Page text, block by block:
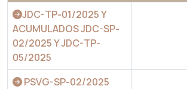
JDC-TP-01/2025 Y
ACUMULADOS JDC-SP-
02/2025 Y JDC-TP-
05/2025
PSVG-SP-02/2025